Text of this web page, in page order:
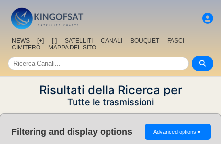
NEWS [+] [-] SATELLITI CANALI BOUQUET
FASCI
CIMITERO
MAPPA DEL SITO
Risultati della Ricerca per
Tutte le trasmissioni
Filtering and display options Advanced options ▼